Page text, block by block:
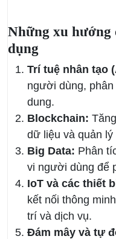
Những xu hướng
dụng
Trí tuệ nhân tạo
người dùng,
dung.
Blockchain:
dữ liệu và quản
Big Data: Phân
vi người dùng để
IoT và các thiết
kết nối thông
trí và dịch vụ.
Đám mây và tự